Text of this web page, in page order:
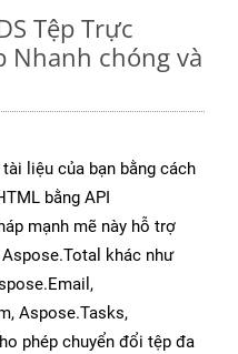
Tệp Trực
Nhanh chóng và
liệu của bạn bằng cách
bằng API
mạnh mẽ này hỗ trợ
khác như
Aspose.Tasks,
phép chuyển đổi tệp đa